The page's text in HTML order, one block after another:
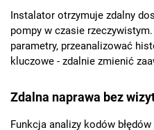
Instalator otrzymuje zdalny
pompy w czasie
parametry, przeanalizować
kluczowe - zdalnie zmienić
Zdalna naprawa bez
Funkcja analizy kodów